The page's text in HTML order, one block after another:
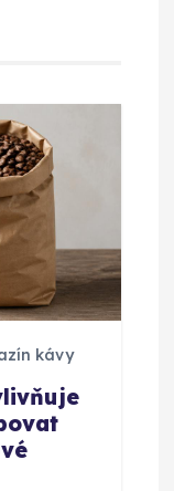
kávy